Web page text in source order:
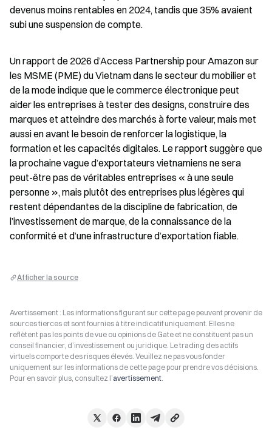
devenus moins rentables en 2024, tandis que 35% avaient
subi une suspension de compte.
Un rapport de 2026 d’Access Partnership pour Amazon sur
les MSME (PME) du Vietnam dans le secteur du mobilier et
de la mode indique que le commerce électronique peut
aider les entreprises à tester des designs, construire des
marques et atteindre des marchés à forte valeur, mais met
aussi en avant le besoin de renforcer la logistique, la
formation et les capacités digitales. Le rapport suggère que
la prochaine vague d’exportateurs vietnamiens ne sera
peut-être pas de véritables entreprises « à une seule
personne », mais plutôt des entreprises plus légères qui
restent dépendantes de la discipline de fabrication, de
l’investissement de marque, de la connaissance de la
conformité et d’une infrastructure d’exportation fiable.
Afficher la source
Avertissement : Les informations figurant sur cette page peuvent provenir de
sources tierces et sont fournies à titre indicatif uniquement. Elles ne
reflètent pas les points de vue ou opinions de Gate et ne constituent pas un
conseil financier, d’investissement ou juridique. Le trading des actifs
virtuels comporte des risques élevés. Veuillez ne pas vous fonder
uniquement sur les informations de cette page pour prendre vos décisions.
Pour en savoir plus, consultez l’avertissement.